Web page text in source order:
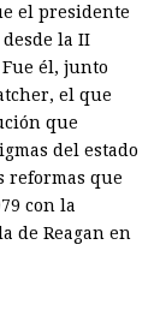
el presidente
la II
él, junto
el que
que
del estado
reformas que
con la
de Reagan en